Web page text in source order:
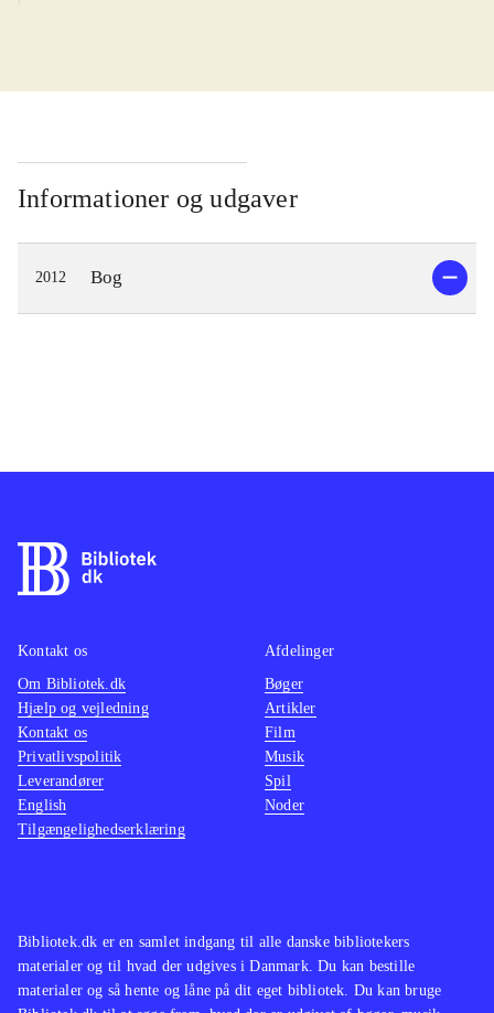
Informationer og udgaver
2012 Bog
Bibliotek.dk er en samlet indgang til alle danske bibliotekers
materialer og til hvad der udgives i Danmark. Du kan bestille
materialer og så hente og låne på dit eget bibliotek. Du kan bruge
Kontakt os
Om Bibliotek.dk
Hjælp og vejledning
Kontakt os
Privatlivspolitik
Leverandører
English
Tilgængelighedserklæring
Afdelinger
Bøger
Artikler
Film
Musik
Spil
Noder